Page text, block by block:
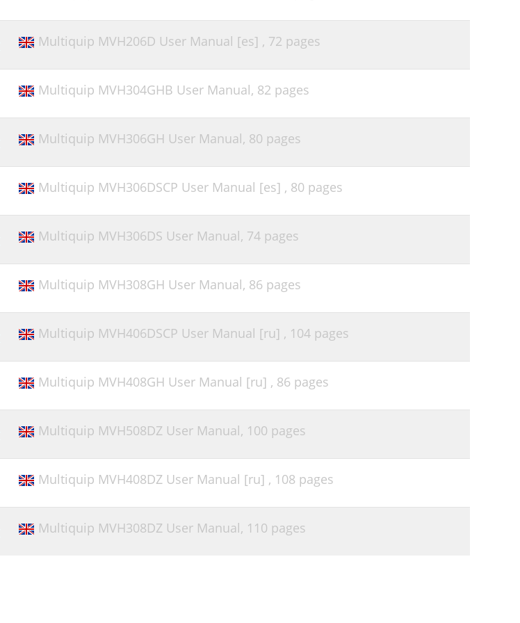
Multiquip MVH206D User Manual [es] , 72 pages
Multiquip MVH304GHB User Manual, 82 pages
Multiquip MVH306GH User Manual, 80 pages
Multiquip MVH306DSCP User Manual [es] , 80 pages
Multiquip MVH306DS User Manual, 74 pages
Multiquip MVH308GH User Manual, 86 pages
Multiquip MVH406DSCP User Manual [ru] , 104 pages
Multiquip MVH408GH User Manual [ru] , 86 pages
Multiquip MVH508DZ User Manual, 100 pages
Multiquip MVH408DZ User Manual [ru] , 108 pages
Multiquip MVH308DZ User Manual, 110 pages